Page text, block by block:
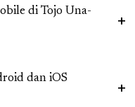
di Tojo Una-
dan iOS